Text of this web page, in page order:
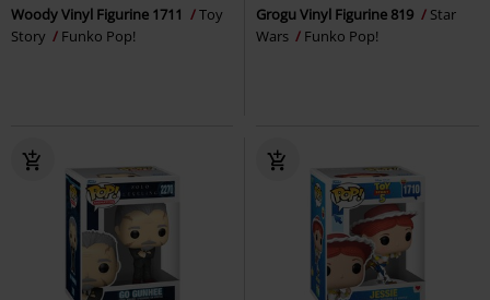
Woody Vinyl Figurine 1711
Toy
Story
Funko Pop!
Grogu Vinyl Figurine 819
Star
Wars
Funko Pop!